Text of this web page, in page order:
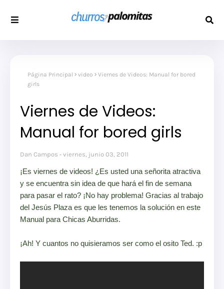
Página Principal video
Viernes de Videos: Manual for bored
girls
Viernes de Videos:
Manual for bored girls
Dan Campos viernes, junio 03, 2011
¡Es viernes de videos! ¿Es usted una señorita atractiva
y se encuentra sin idea de que hará el fin de semana
para pasar el rato? ¡No hay problema! Gracias al trabajo
del Jesús Plaza es que les tenemos la solución en este
Manual para Chicas Aburridas.
¡Ah! Y cuantos no quisieramos ser como el osito Ted. :p